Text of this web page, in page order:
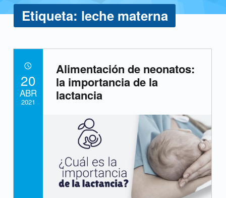
Etiqueta: leche materna
E
Alimentación de neonatos:
la importancia de la
lactancia
20
ABR
2021